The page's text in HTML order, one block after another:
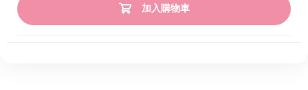
加入購物車